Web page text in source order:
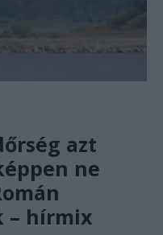
azt
ne
– hírmix